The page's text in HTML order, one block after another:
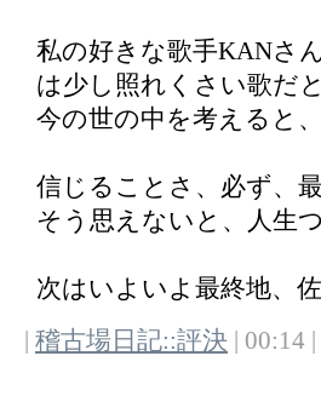
私の好きな歌手KANさ
は少し照れくさい歌だ
今の世の中を考えると
信じることさ、必ず、
そう思えないと、人生
次はいよいよ最終地、
稽古場日記::評決 | 00:14